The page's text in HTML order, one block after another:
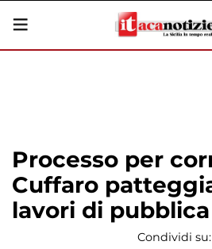
Processo per
Cuffaro
lavori di
Condividi su: